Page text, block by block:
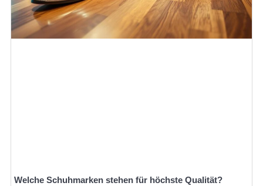
Welche Schuhmarken stehen für höchste Qualität?